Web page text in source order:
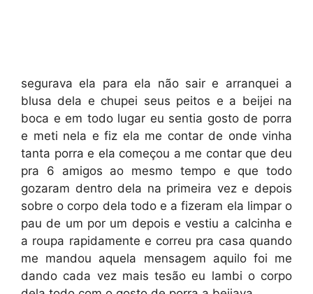
segurava ela para ela não sair e arranquei a
blusa dela e chupei seus peitos e a beijei na
boca e em todo lugar eu sentia gosto de porra
e meti nela e fiz ela me contar de onde vinha
tanta porra e ela começou a me contar que deu
pra 6 amigos ao mesmo tempo e que todo
gozaram dentro dela na primeira vez e depois
sobre o corpo dela todo e a fizeram ela limpar o
pau de um por um depois e vestiu a calcinha e
a roupa rapidamente e correu pra casa quando
me mandou aquela mensagem aquilo foi me
dando cada vez mais tesão eu lambi o corpo